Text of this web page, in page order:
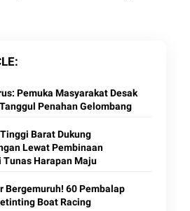
Pemuka Masyarakat Desak
Penahan Gelombang
Barat Dukung
Lewat Pembinaan
Tunas Harapan Maju
Bergemuruh! 60 Pembalap
Boat Racing